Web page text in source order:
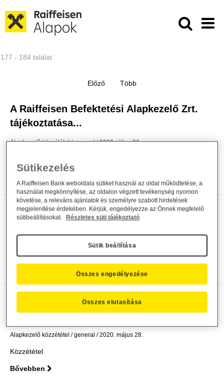
Közzétételek - Raiffeisen
177 - 184 találat
A Raiffeisen Befektetési Alapkezelő Zrt.
tájékoztatása...
Alapkezelő közzététel general 2020. július 20.
Tájékoztatás címváltozásról
A Raiffeisen csoport Agora irodaházba való...
Bővebben
Módosul a Raiffeisen Ingatlan Alap
kezelési szabályzata
Alapkezelő közzététel general 2020. május 28.
Közzététel
Bővebben
Sütikezelés
A Raiffeisen Bank weboldala sütiket használ az oldal működtetése, a
használat megkönnyítése, az oldalon végzett tevékenység nyomon
követése, a releváns ajánlatok és személyre szabott hirdetések
megjelenítése érdekében. Kérjük, engedélyezze az Önnek megfelelő
sütibeállításokat.
Részletes süti tájékoztató
Sütik beállítása
Összes elutasítása
Összes engedélyezése